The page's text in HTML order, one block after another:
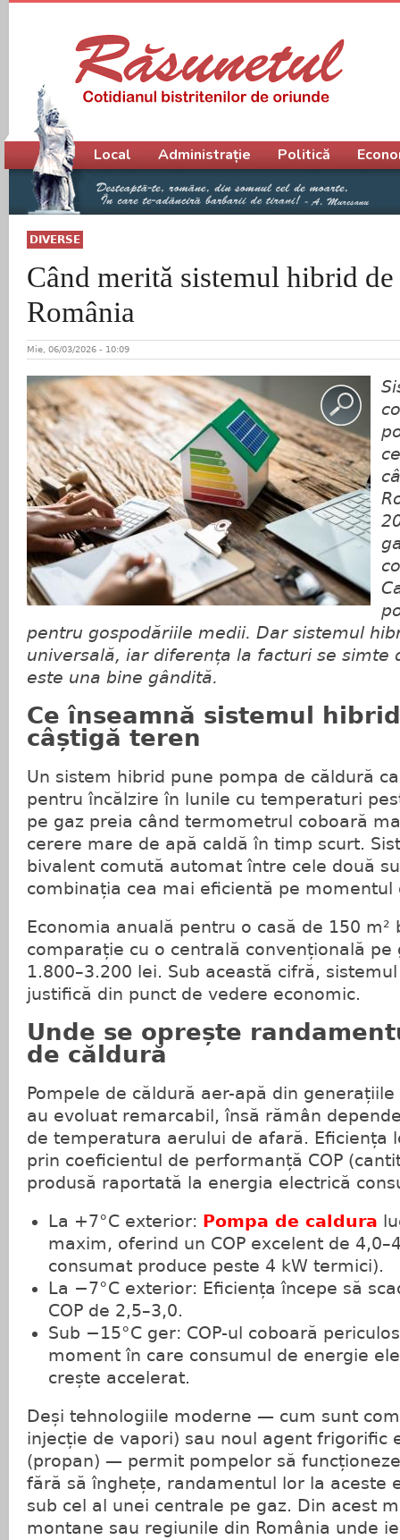
DIVERSE
Când merită sistemul hibrid
România
Mie, 06/03/2026 - 10:09
pentru gospodăriile medii. Dar sistemul
universală, iar diferența la facturi se simte
este una bine gândită.
Ce înseamnă sistemul
câștigă teren
Un sistem hibrid pune pompa de căldură
pentru încălzire în lunile cu temperaturi
pe gaz preia când termometrul coboară
cerere mare de apă caldă în timp scurt.
bivalent comută automat între cele două
combinația cea mai eficientă pe momentul
Economia anuală pentru o casă de 150 m²
comparație cu o centrală convențională pe
1.800–3.200 lei. Sub această cifră,
justifică din punct de vedere economic.
Unde se oprește
de căldură
Pompele de căldură aer-apă din
au evoluat remarcabil, însă rămân
de temperatura aerului de afară. Eficiența
prin coeficientul de performanță COP
produsă raportată la energia electrică
La +7°C exterior: Pompa de caldura
maxim, oferind un COP excelent de
consumat produce peste 4 kW termici).
La −7°C exterior: Eficiența începe să
COP de 2,5–3,0.
Sub −15°C ger: COP-ul coboară
moment în care consumul de energie
crește accelerat.
Deși tehnologiile moderne — cum sunt
injecție de vapori) sau noul agent frigorific
(propan) — permit pompelor să
fără să înghețe, randamentul lor la aceste
sub cel al unei centrale pe gaz. Din acest
montane sau regiunile din România unde
Meniu principal
Local Administrație Politică